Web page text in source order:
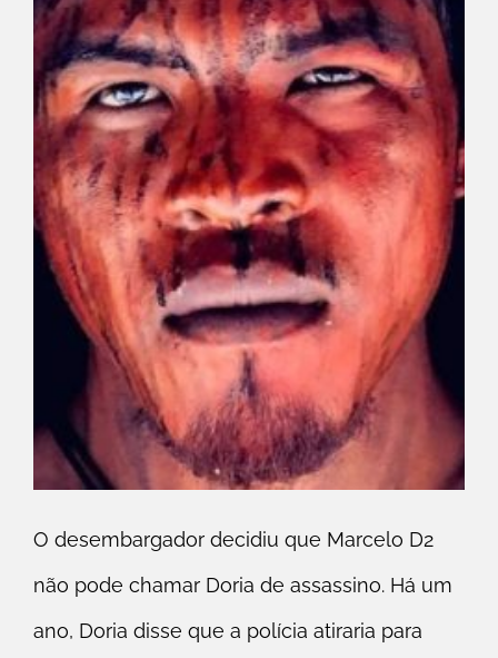
O desembargador decidiu que Marcelo D2
não pode chamar Doria de assassino. Há um
ano, Doria disse que a polícia atiraria para